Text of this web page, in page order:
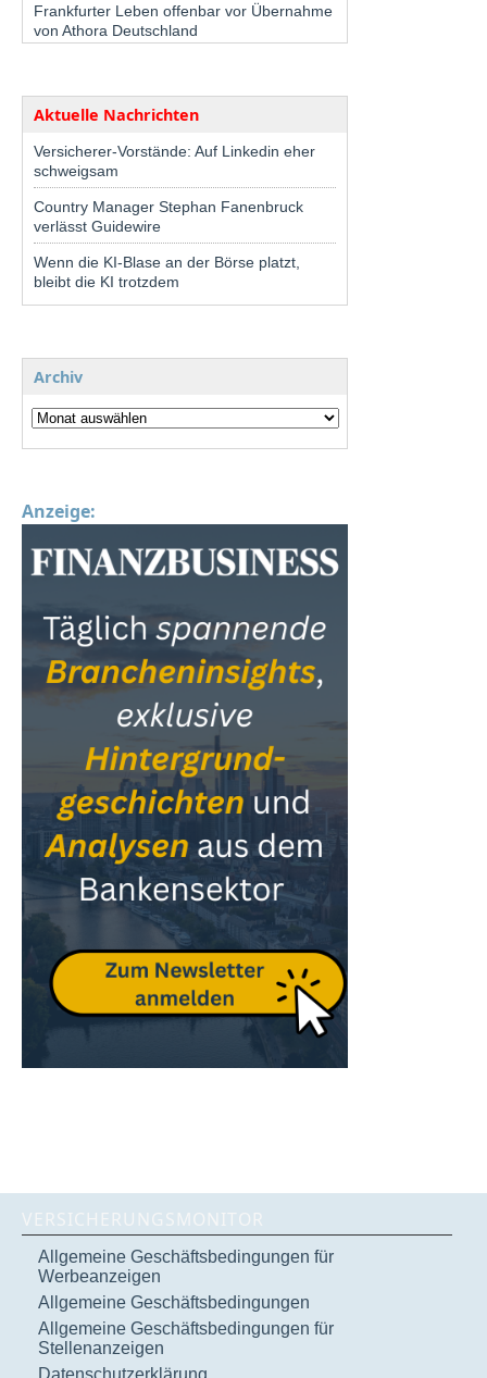
Frankfurter Leben offenbar vor Übernahme
von Athora Deutschland
Aktuelle Nachrichten
Versicherer-Vorstände: Auf Linkedin eher
schweigsam
Country Manager Stephan Fanenbruck
verlässt Guidewire
Wenn die KI-Blase an der Börse platzt,
bleibt die KI trotzdem
Archiv
Anzeige:
VERSICHERUNGSMONITOR
Allgemeine Geschäftsbedingungen für
Werbeanzeigen
Allgemeine Geschäftsbedingungen
Allgemeine Geschäftsbedingungen für
Stellenanzeigen
Datenschutzerklärung